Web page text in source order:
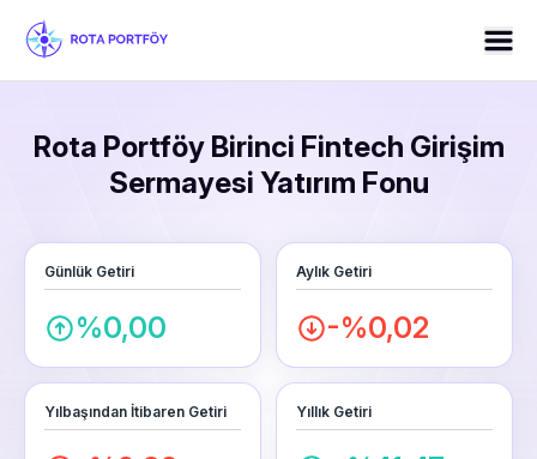
Rota Portföy Birinci Fintech Girişim
Sermayesi Yatırım Fonu
Günlük Getiri
%0,00
Aylık Getiri
-%0,02
Yılbaşından İtibaren Getiri Yıllık Getiri